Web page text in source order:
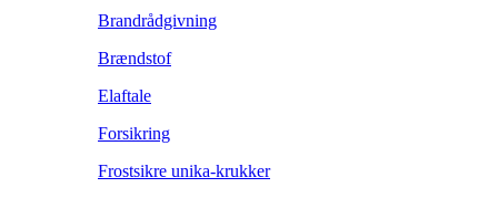
Brandrådgivning
Brændstof
Elaftale
Forsikring
Frostsikre unika-krukker